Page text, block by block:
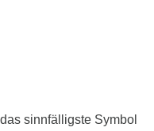
sinnfälligste Symbol